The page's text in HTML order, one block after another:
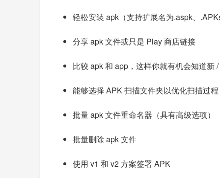
轻松安装 apk（支持扩展名为.aspk、
分享 apk 文件或只是 Play 商店链接
比较 apk 和 app，这样你就有机会知道新
能够选择 APK 扫描文件夹以优化扫描过程
批量 apk 文件重命名器（具有高级选项）
批量删除 apk 文件
使用 v1 和 v2 方案签署 APK